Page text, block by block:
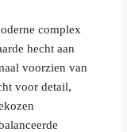
complex
hecht aan
voorzien van
voor detail,